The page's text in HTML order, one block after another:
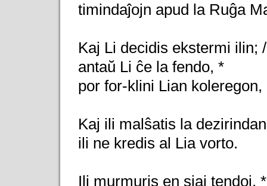
timindaĵojn apud la Ruĝa
Kaj Li decidis ekstermi ilin;
antaŭ Li ĉe la fendo, *
por for-klini Lian
Kaj ili malŝatis la
ili ne kredis al Lia vorto.
Ili murmuris en siaj tendoj, *